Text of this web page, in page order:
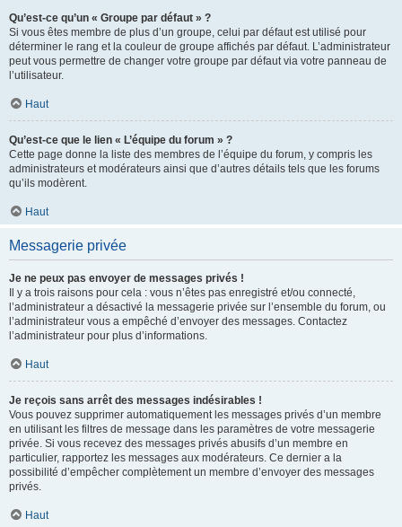
Qu’est-ce qu’un « Groupe par défaut » ?
Si vous êtes membre de plus d’un groupe, celui par défaut est utilisé pour
déterminer le rang et la couleur de groupe affichés par défaut. L’administrateur
peut vous permettre de changer votre groupe par défaut via votre panneau de
l’utilisateur.
Haut
Qu’est-ce que le lien « L’équipe du forum » ?
Cette page donne la liste des membres de l’équipe du forum, y compris les
administrateurs et modérateurs ainsi que d’autres détails tels que les forums
qu’ils modèrent.
Haut
Messagerie privée
Je ne peux pas envoyer de messages privés !
Il y a trois raisons pour cela : vous n’êtes pas enregistré et/ou connecté,
l’administrateur a désactivé la messagerie privée sur l’ensemble du forum, ou
l’administrateur vous a empêché d’envoyer des messages. Contactez
l’administrateur pour plus d’informations.
Haut
Je reçois sans arrêt des messages indésirables !
Vous pouvez supprimer automatiquement les messages privés d’un membre
en utilisant les filtres de message dans les paramètres de votre messagerie
privée. Si vous recevez des messages privés abusifs d’un membre en
particulier, rapportez les messages aux modérateurs. Ce dernier a la
possibilité d’empêcher complètement un membre d’envoyer des messages
privés.
Haut